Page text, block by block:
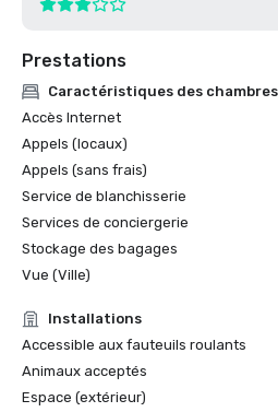
Prestations
Caractéristiques des
Accès Internet
Appels (locaux)
Appels (sans frais)
Service de blanchisserie
Services de conciergerie
Stockage des bagages
Vue (Ville)
Installations
Accessible aux fauteuils roulants
Animaux acceptés
Espace (extérieur)